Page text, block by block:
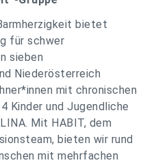
bietet
für schwer
sieben
Niederösterreich
mit chronischen
Kinder und Jugendliche
Mit HABIT, dem
bieten wir rund
mit mehrfachen